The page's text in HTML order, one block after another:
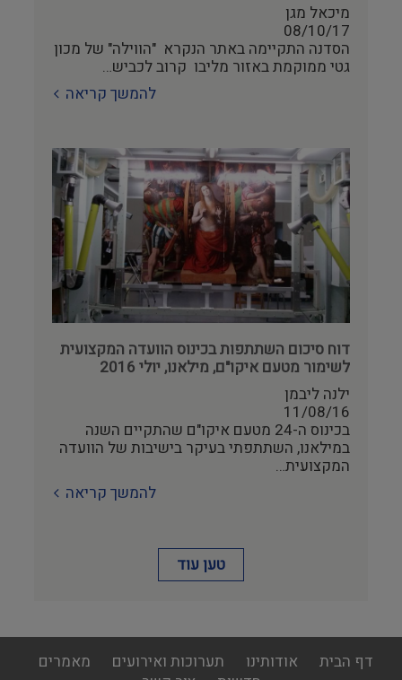
מיכאל מגן
08/10/17
הסדנה התקיימה באתר הנקרא "הווילה" של מכון
גטי ממוקמת באזור מליבו קרוב לכביש…
להמשך קריאה
דוח סיכום השתתפות בכינוס הוועדה המקצועית
לשימור מטעם איקו"ם, מילאנו, יולי 2016
ילנה ליבמן
11/08/16
בכינוס ה-24 מטעם איקו"ם שהתקיים השנה
במילאנו, השתתפתי בעיקר בישיבות של הוועדה
המקצועית…
להמשך קריאה
טען עוד
footer
דף הבית אודותינו תערוכות ואירועים
מאמרים